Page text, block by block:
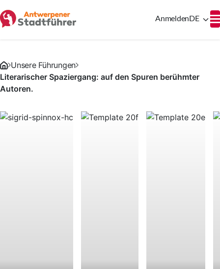
Anmelden DE
Unsere Führungen
Literarischer Spaziergang: auf den Spuren berühmter
Autoren.